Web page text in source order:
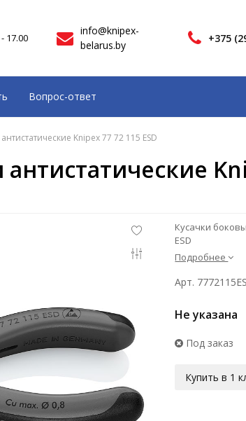
17.00
info@knipex-
belarus.by
+375
Вопрос-ответ
Knipex 77 72 115 ESD
Кусачки
ESD
Подробнее
Арт.
Не указана
Под заказ
Купить в 1